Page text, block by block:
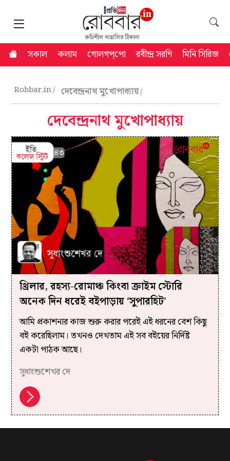
সকাল কলাম গোলগপ্‌পো রবীন্দ্র সরণি মিনি সিরিজ
Robbar.in দেবেন্দ্রনাথ মুখোপাধ্যায়
দেবেন্দ্রনাথ মুখোপাধ্যায়
থ্রিলার, রহস্য-রোমাঞ্চ কিংবা ক্রাইম স্টোরি
অনেক দিন ধরেই বইপাড়ায় ‘সুপারহিট’
আমি প্রকাশনার কাজ শুরু করার পরেই এই ধরনের বেশ কিছু
বই করেছিলাম। তখনও দেখতাম এই সব বইয়ের নির্দিষ্ট
একটা পাঠক আছে।
সুধাংশুশেখর দে